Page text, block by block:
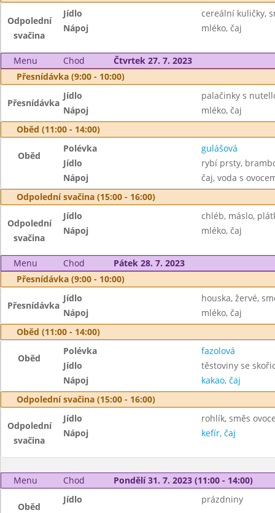
Odpolední
svačina
Jídlo
cereální kuličky,
Nápoj
mléko, čaj
Menu Chod
Čtvrtek 27. 7. 2023
Přesnídávka (9:00 - 10:00)
Přesnídávka
Jídlo
palačinky s
Nápoj
mléko, čaj
Oběd (11:00 - 14:00)
Oběd
Polévka
gulášová
Jídlo
rybí prsty,
Nápoj
čaj, voda s
Odpolední svačina (15:00 - 16:00)
Odpolední
svačina
Jídlo
chléb, máslo,
Nápoj
mléko, čaj
Menu Chod
Pátek 28. 7. 2023
Přesnídávka (9:00 - 10:00)
Přesnídávka
Jídlo
houska, žervé,
Nápoj
mléko, čaj
Oběd (11:00 - 14:00)
Oběd
Polévka
fazolová
Jídlo
těstoviny se
Nápoj
kakao, čaj
Odpolední svačina (15:00 - 16:00)
Odpolední
svačina
Jídlo
rohlík, směs
Nápoj
kefír, čaj
Menu Chod Pondělí 31. 7. 2023 (11:00 - 14:00)
Oběd
Jídlo prázdniny